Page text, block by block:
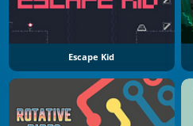
Escape Kid